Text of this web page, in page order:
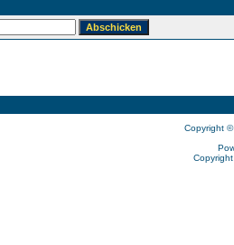
Copyright